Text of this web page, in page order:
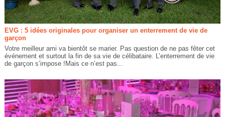
EVG : 5 idées originales pour organiser un enterrement de vie de
garçon
Votre meilleur ami va bientôt se marier. Pas question de ne pas fêter cet
événement et surtout la fin de sa vie de célibataire. L’enterrement de vie
de garçon s’impose !Mais ce n’est pas...